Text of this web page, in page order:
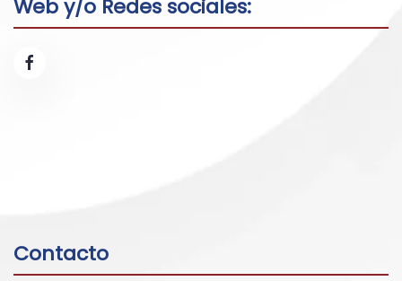
Web y/o Redes sociales:
Contacto